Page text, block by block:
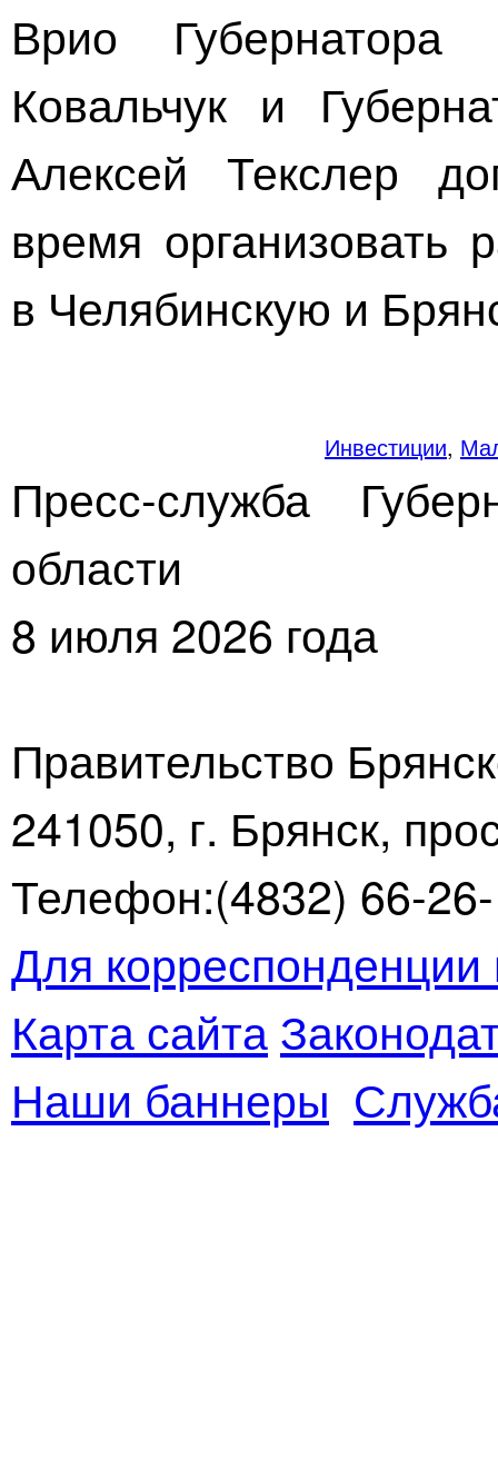
Врио Губернатора
Ковальчук и
Алексей Текслер
время организовать
в Челябинскую и
Инвестиции,
Пресс-служба
области
8 июля 2026 года
Правительство
241050, г. Брянск,
Телефон:(4832) 66-
Для
Карта сайта
Наши баннеры